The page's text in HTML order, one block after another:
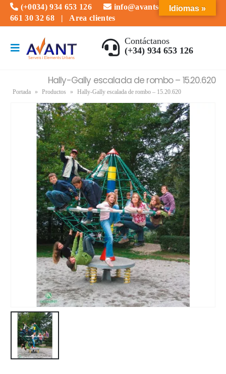
(+0034) 934 653 126
info@avantserveis.com
661 30 32 68 | Area clientes
Contáctanos
(+34) 934 653 126
Hally-Gally escalada de rombo – 15.20.620
Portada » Productos » Hally-Gally escalada de rombo – 15.20.620
Idiomas »